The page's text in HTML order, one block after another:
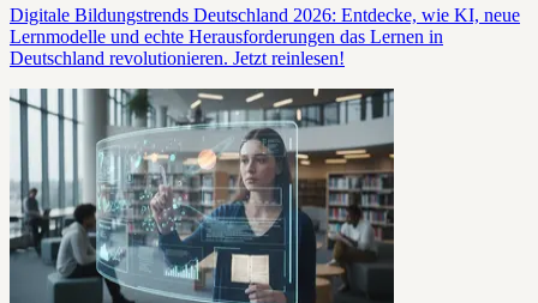
Digitale Bildungstrends Deutschland 2026: Entdecke, wie KI, neue
Lernmodelle und echte Herausforderungen das Lernen in
Deutschland revolutionieren. Jetzt reinlesen!